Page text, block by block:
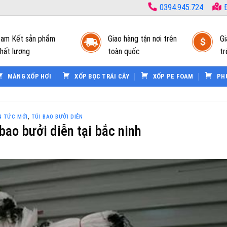
0394.945.724
Kết sản phẩm
lượng
Giao hàng tận nơi trên
toàn quốc
MÀNG XỐP HƠI XỐP BỌC TRÁI CÂY XỐP PE FOAM
TỨC MỚI, TÚI BAO BƯỞI DIỄN
bưởi diễn tại bắc ninh